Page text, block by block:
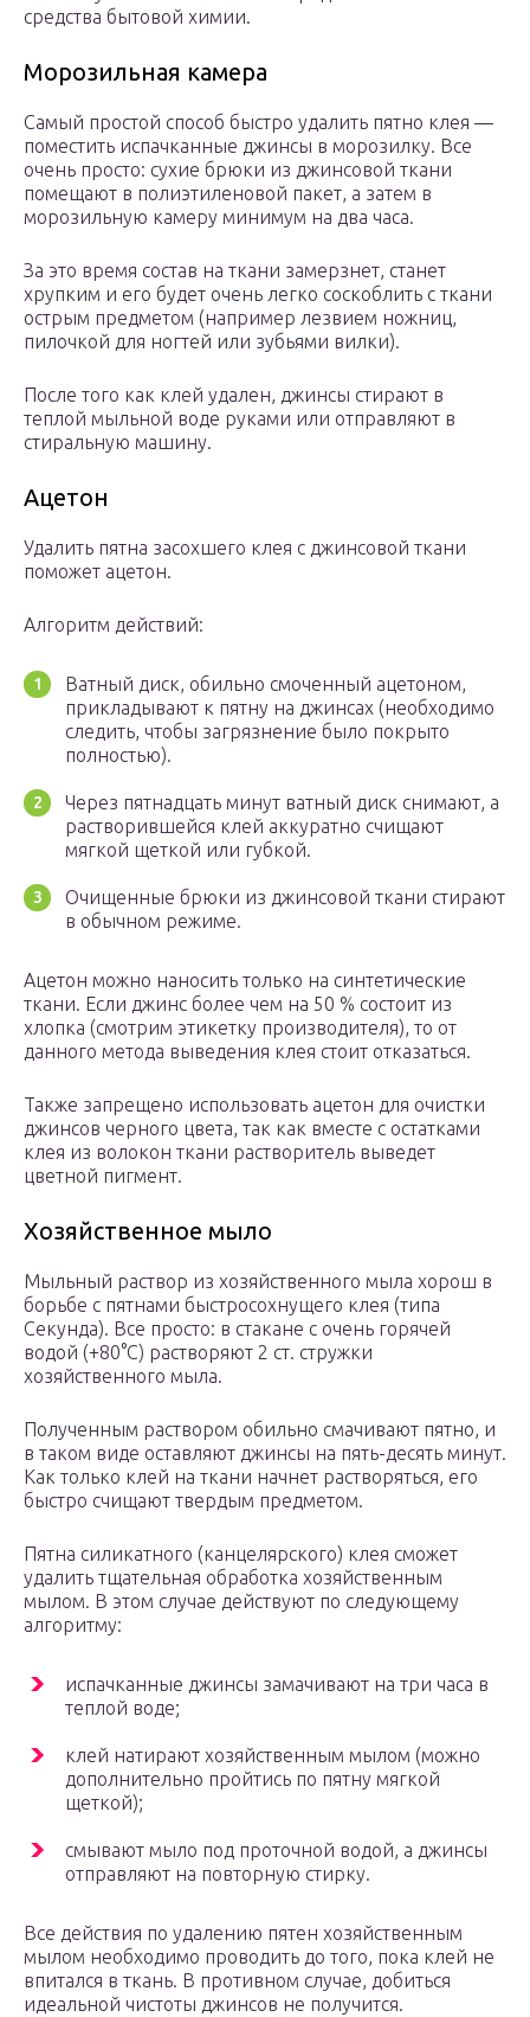
средства бытовой химии.
Морозильная камера
Самый простой способ быстро удалить пятно клея —
поместить испачканные джинсы в морозилку. Все
очень просто: сухие брюки из джинсовой ткани
помещают в полиэтиленовой пакет, а затем в
морозильную камеру минимум на два часа.
За это время состав на ткани замерзнет, станет
хрупким и его будет очень легко соскоблить с ткани
острым предметом (например лезвием ножниц,
пилочкой для ногтей или зубьями вилки).
После того как клей удален, джинсы стирают в
теплой мыльной воде руками или отправляют в
стиральную машину.
Ацетон
Удалить пятна засохшего клея с джинсовой ткани
поможет ацетон.
Алгоритм действий:
Ватный диск, обильно смоченный ацетоном,
прикладывают к пятну на джинсах (необходимо
следить, чтобы загрязнение было покрыто
полностью).
Через пятнадцать минут ватный диск снимают, а
растворившейся клей аккуратно счищают
мягкой щеткой или губкой.
Очищенные брюки из джинсовой ткани стирают
в обычном режиме.
Ацетон можно наносить только на синтетические
ткани. Если джинс более чем на 50 % состоит из
хлопка (смотрим этикетку производителя), то от
данного метода выведения клея стоит отказаться.
Также запрещено использовать ацетон для очистки
джинсов черного цвета, так как вместе с остатками
клея из волокон ткани растворитель выведет
цветной пигмент.
Хозяйственное мыло
Мыльный раствор из хозяйственного мыла хорош в
борьбе с пятнами быстросохнущего клея (типа
Секунда). Все просто: в стакане с очень горячей
водой (+80°С) растворяют 2 ст. стружки
хозяйственного мыла.
Полученным раствором обильно смачивают пятно, и
в таком виде оставляют джинсы на пять-десять минут.
Как только клей на ткани начнет растворяться, его
быстро счищают твердым предметом.
Пятна силикатного (канцелярского) клея сможет
удалить тщательная обработка хозяйственным
мылом. В этом случае действуют по следующему
алгоритму:
испачканные джинсы замачивают на три часа в
теплой воде;
клей натирают хозяйственным мылом (можно
дополнительно пройтись по пятну мягкой
щеткой);
смывают мыло под проточной водой, а джинсы
отправляют на повторную стирку.
Все действия по удалению пятен хозяйственным
мылом необходимо проводить до того, пока клей не
впитался в ткань. В противном случае, добиться
идеальной чистоты джинсов не получится.